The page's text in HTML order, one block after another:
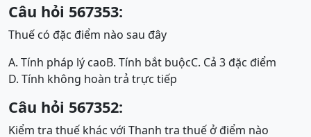
Câu hỏi 567353:
Thuế có đặc điểm nào sau đây
A. Tính pháp lý caoB. Tính bắt buộcC. Cả 3 đặc điểm
D. Tính không hoàn trả trực tiếp
Câu hỏi 567352:
Kiểm tra thuế khác với Thanh tra thuế ở điểm nào